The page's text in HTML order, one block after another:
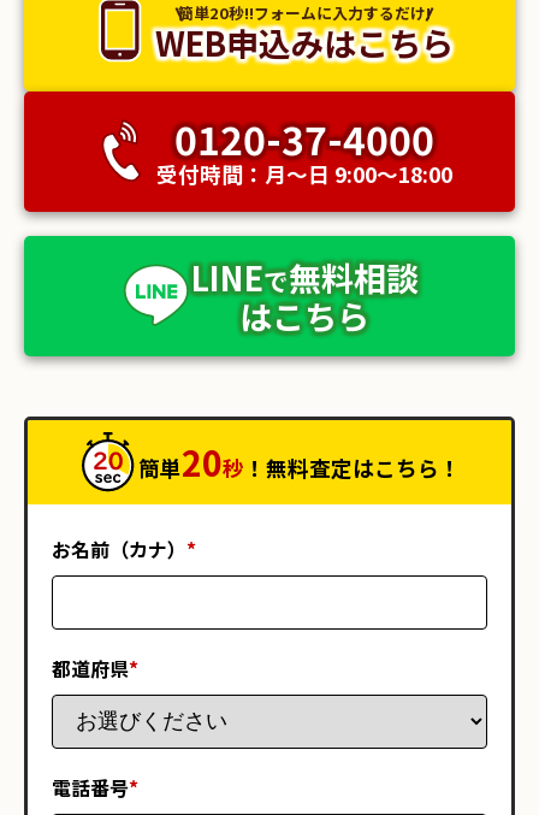
簡単20秒!!フォームに入力するだけ!
WEB申込みはこちら
0120-37-4000
受付時間：月〜日 9:00〜18:00
LINEで無料相談
はこちら
簡単20秒 ！無料査定はこちら！
お名前（カナ） *
都道府県*
電話番号*